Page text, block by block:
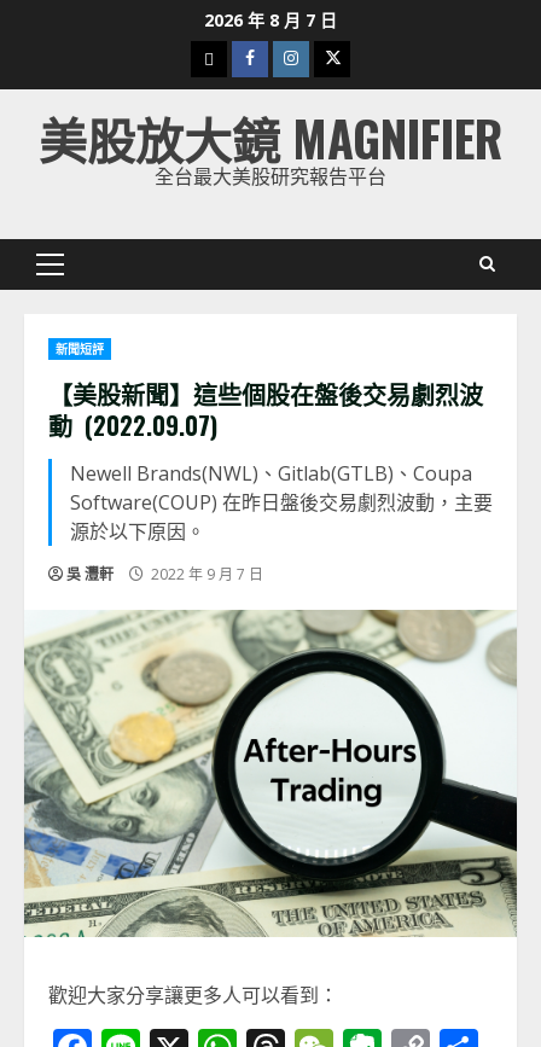
2026 年 8 月 7 日
下
載
美
股
Facebook
Instagram
Twitter
美股放大鏡 MAGNIFIER
全台最大美股研究報告平台
Primary
新聞短評
【美股新聞】這些個股在盤後交易劇烈波
動 (2022.09.07)
Newell Brands(NWL)、Gitlab(GTLB)、Coupa
Software(COUP) 在昨日盤後交易劇烈波動，主要
源於以下原因。
吳 灃軒 2022 年 9 月 7 日
歡迎大家分享讓更多人可以看到：